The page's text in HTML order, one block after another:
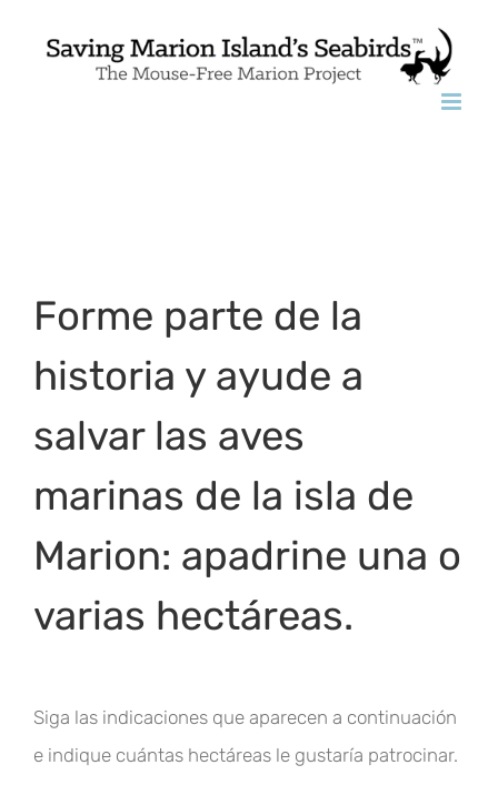
Forme parte de la
historia y ayude a
salvar las aves
marinas de la isla de
Marion: apadrine una o
varias hectáreas.
Siga las indicaciones que aparecen a continuación
e indique cuántas hectáreas le gustaría patrocinar.